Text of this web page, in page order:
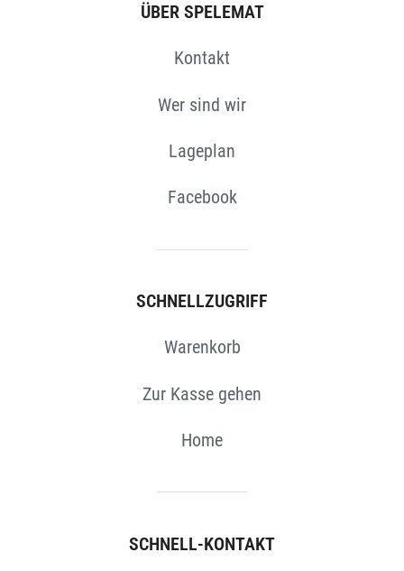
ÜBER SPELEMAT
Kontakt
Wer sind wir
Lageplan
Facebook
SCHNELLZUGRIFF
Warenkorb
Zur Kasse gehen
Home
SCHNELL-KONTAKT